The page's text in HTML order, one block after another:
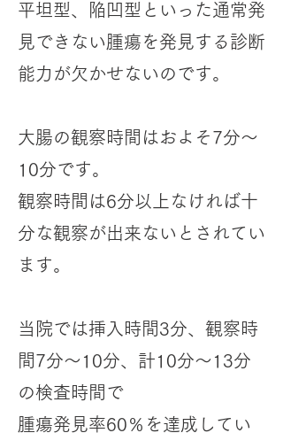
平坦型、陥凹型といった通常発
見できない腫瘍を発見する診断
能力が​欠かせないのです。
大腸の観察時間はおよそ7分～
10分です。
観察時間は6分以上なければ十
分な観察が出来ないとされてい
ます。
当院では挿入時間3分、観察時
間7分～10分、計10分～13分
の検査時間で
腫瘍発見率60％を達成してい